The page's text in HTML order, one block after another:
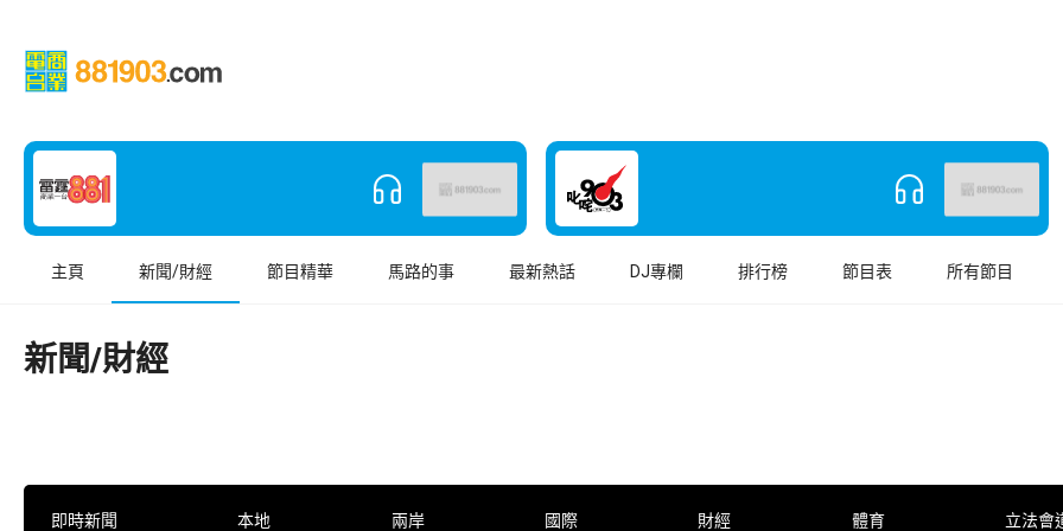
主頁 新聞/財經 節目精華 馬路的事 最新熱話 DJ專欄 排行榜 節目表 所有節目
新聞/財經
即時新聞 本地 兩岸 國際 財經 體育 立法會